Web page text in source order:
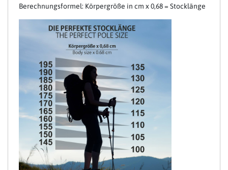
Berechnungsformel: Körpergröße in cm x 0,68 = Stocklänge